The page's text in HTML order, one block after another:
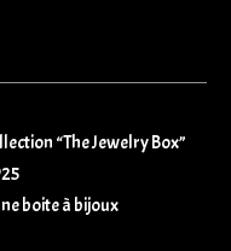
“The Jewelry Box”
boite à bijoux